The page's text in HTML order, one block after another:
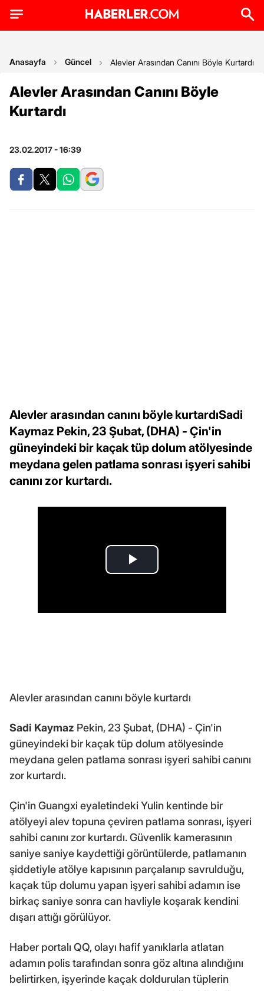
Anasayfa Güncel Alevler Arasından Canını Böyle Kurtardı
Alevler Arasından Canını Böyle
Kurtardı
23.02.2017 - 16:39
Alevler arasından canını böyle kurtardıSadi
Kaymaz Pekin, 23 Şubat, (DHA) - Çin'in
güneyindeki bir kaçak tüp dolum atölyesinde
meydana gelen patlama sonrası işyeri sahibi
canını zor kurtardı.
Alevler arasından canını böyle kurtardı
Sadi Kaymaz Pekin, 23 Şubat, (DHA) - Çin'in
güneyindeki bir kaçak tüp dolum atölyesinde
meydana gelen patlama sonrası işyeri sahibi canını
zor kurtardı.
Çin'in Guangxi eyaletindeki Yulin kentinde bir
atölyeyi alev topuna çeviren patlama sonrası, işyeri
sahibi canını zor kurtardı. Güvenlik kamerasının
saniye saniye kaydettiği görüntülerde, patlamanın
şiddetiyle atölye kapısının parçalanıp savrulduğu,
kaçak tüp dolumu yapan işyeri sahibi adamın ise
birkaç saniye sonra can havliyle koşarak kendini
dışarı attığı görülüyor.
Haber portalı QQ, olayı hafif yanıklarla atlatan
adamın polis tarafından sonra göz altına alındığını
belirtirken, işyerinde kaçak doldurulan tüplerin